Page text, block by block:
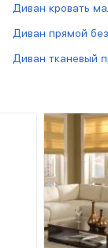
Диван кровать
Диван прямой
Диван тканевый